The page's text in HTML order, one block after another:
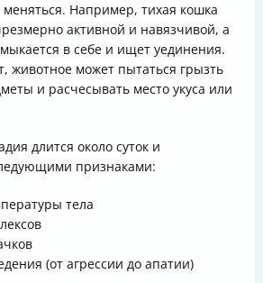
Например, тихая кошка
активной и навязчивой, а
в себе и ищет уединения.
животное может пытаться грызть
и расчесывать место укуса или
длится около суток и
признаками:
тела
(от агрессии до апатии)